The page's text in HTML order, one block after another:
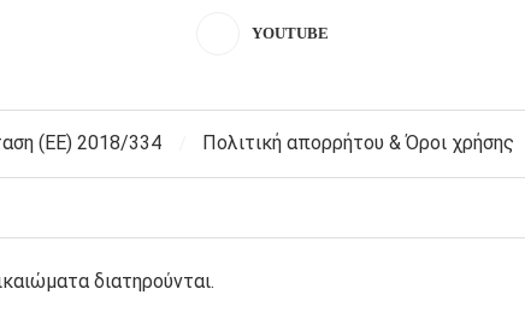
YOUTUBE
(ΕΕ) 2018/334 Πολιτική απορρήτου & Όροι χρήσης
διατηρούνται.